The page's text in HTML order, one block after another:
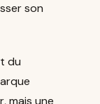
son
du
mais une